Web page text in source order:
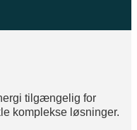
tilgængelig for
komplekse løsninger.